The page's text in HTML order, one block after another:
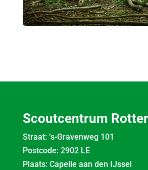
Scoutcentrum
Straat: ‘s-Gravenweg 101
Postcode: 2902 LE
Plaats: Capelle aan den IJssel